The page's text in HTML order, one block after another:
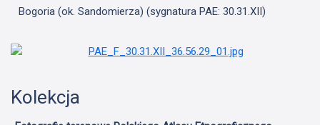
Bogoria (ok. Sandomierza) (sygnatura PAE: 30.31.XII)
Kolekcja